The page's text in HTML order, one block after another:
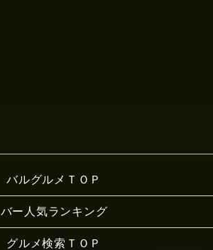
バルグルメＴＯＰ
バー人気ランキング
グルメ検索ＴＯＰ